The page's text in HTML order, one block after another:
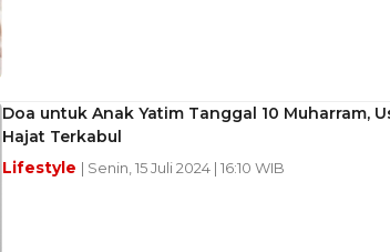
Doa untuk Anak Yatim Tanggal 10 Muharram,
Hajat Terkabul
Lifestyle | Senin, 15 Juli 2024 | 16:10 WIB